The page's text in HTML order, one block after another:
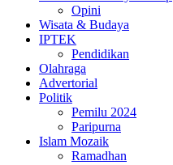
Opini
Wisata & Budaya
IPTEK
Pendidikan
Olahraga
Advertorial
Politik
Pemilu 2024
Paripurna
Islam Mozaik
Ramadhan